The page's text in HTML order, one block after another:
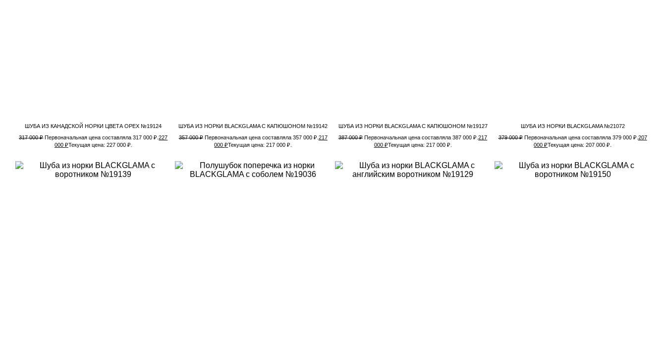
ШУБА ИЗ КАНАДСКОЙ НОРКИ ЦВЕТА ОРЕХ №19124
317 000₽ Первоначальная цена составляла 317 000 ₽.227
000 ₽Текущая цена: 227 000 ₽.
ШУБА ИЗ НОРКИ BLACKGLAMA С КАПЮШОНОМ №19142
357 000₽ Первоначальная цена составляла 357 000 ₽. 217
000₽Текущая цена: 217 000 ₽.
ШУБА ИЗ НОРКИ BLACKGLAMA С КАПЮШОНОМ №19127
387 000₽ Первоначальная цена составляла 387 000 ₽.217
000 ₽Текущая цена: 217 000 ₽.
ШУБА ИЗ НОРКИ BLACKGLAMA №21072
379 000₽ Первоначальная цена составляла 379 000 ₽. 207
000₽Текущая цена: 207 000 ₽.